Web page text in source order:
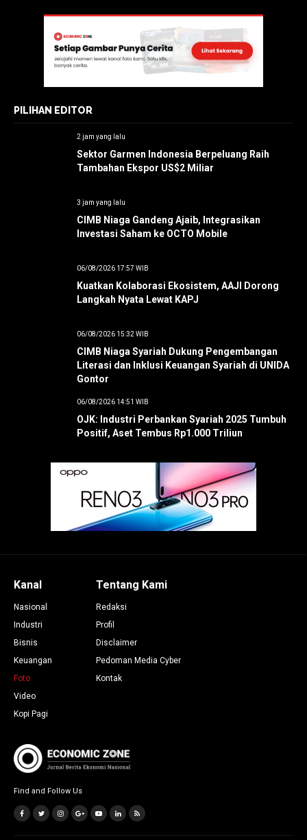
PILIHAN EDITOR
2 jam yang lalu
Sektor Garmen Indonesia Berpeluang Raih
Tambahan Ekspor US$2 Miliar
3 jam yang lalu
CIMB Niaga Gandeng Ajaib, Integrasikan
Investasi Saham ke OCTO Mobile
06/08/2026 17:57 WIB
Kuatkan Kolaborasi Ekosistem, AAJI Dorong
Langkah Nyata Lewat KAPJ
06/08/2026 15:32 WIB
CIMB Niaga Syariah Dukung Pengembangan
Literasi dan Inklusi Keuangan Syariah di UNIDA
Gontor
06/08/2026 14:51 WIB
OJK: Industri Perbankan Syariah 2025 Tumbuh
Positif, Aset Tembus Rp1.000 Triliun
Kanal
Nasional
Industri
Bisnis
Keuangan
Foto
Video
Kopi Pagi
Tentang Kami
Redaksi
Profil
Disclaimer
Pedoman Media Cyber
Kontak
Find and Follow Us